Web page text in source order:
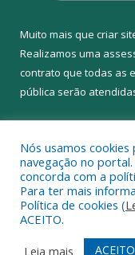
Muito mais que criar
Realizamos uma
contrato que todas as
pública serão
Todos os direitos
Mapa do Site
Nós usamos
navegação no
concorda com a
Para ter mais
Política de cookies (
ACEITO.
Leia mais
ACEITO